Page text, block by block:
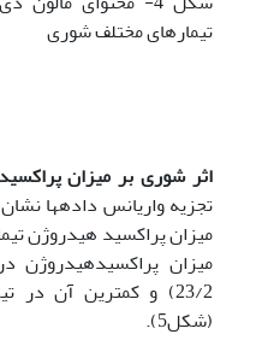
تیمارهای مختلف شوری
اثر شوری بر میزان
تجزیه واریانس داده­ها
میزان پراکسید هیدروژن
(شکل5).